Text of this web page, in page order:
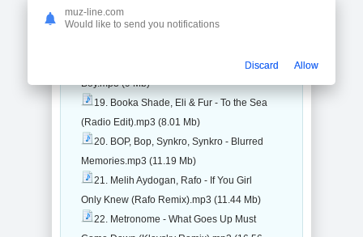
Romel - Reflection (Ahmed Romel
Boy.mp3 (9 Mb)
19. Booka Shade, Eli & Fur - To the Sea
(Radio Edit).mp3 (8.01 Mb)
20. BOP, Bop, Synkro, Synkro - Blurred
Memories.mp3 (11.19 Mb)
21. Melih Aydogan, Rafo - If You Girl
Only Knew (Rafo Remix).mp3 (11.44 Mb)
22. Metronome - What Goes Up Must
muz-line.com
Would like to send you notifications
Discard Allow